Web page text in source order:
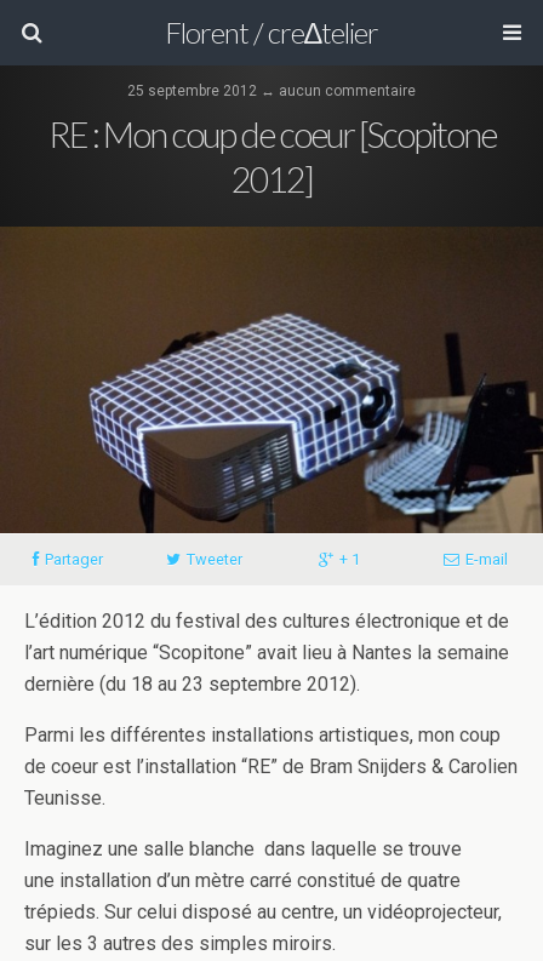
Florent / cre∆telier
25 septembre 2012 ↔ aucun commentaire
RE : Mon coup de coeur [Scopitone
2012]
Partager Tweeter + 1 E-mail
L’édition 2012 du festival des cultures électronique et de
l’art numérique “Scopitone” avait lieu à Nantes la semaine
dernière (du 18 au 23 septembre 2012).
Parmi les différentes installations artistiques, mon coup
de coeur est l’installation “RE” de Bram Snijders & Carolien
Teunisse.
Imaginez une salle blanche dans laquelle se trouve
une installation d’un mètre carré constitué de quatre
trépieds. Sur celui disposé au centre, un vidéoprojecteur,
sur les 3 autres des simples miroirs.